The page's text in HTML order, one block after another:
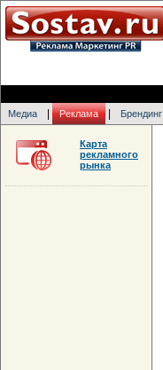
Медиа Реклама Брендинг
Карта
рекламного
рынка